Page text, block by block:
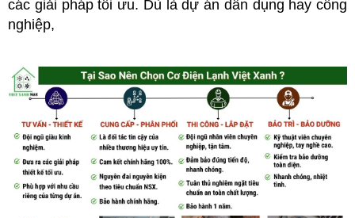
các giải pháp tối ưu. Dù là dự án dân dụng hay công
nghiệp,